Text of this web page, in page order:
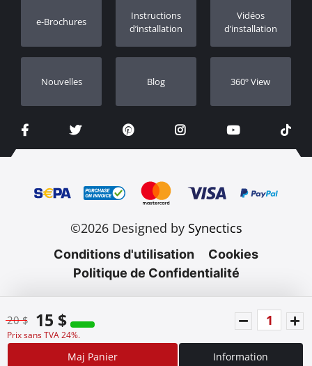
20 $ 15 $
Prix sans TVA 24%.
Maj Panier Information
Concessionnaires
e-Brochures
Instructions
d’installation
Vidéos
d’installation
Nouvelles Blog 360º View
©2026 Designed by Synectics
Conditions d'utilisation
Cookies
Politique de Confidentialité